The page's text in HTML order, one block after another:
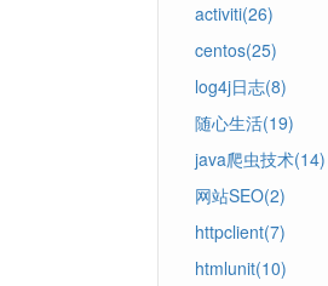
activiti(26)
centos(25)
log4j日志(8)
随心生活(19)
java爬虫技术(14)
网站SEO(2)
httpclient(7)
htmlunit(10)